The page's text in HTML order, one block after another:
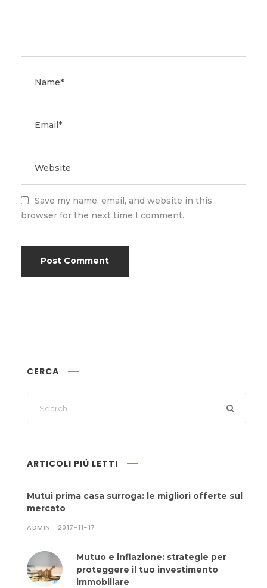
Save my name, email, and website in this
browser for the next time I comment.
CERCA
ARTICOLI PIÙ LETTI
Mutui prima casa surroga: le migliori offerte sul
mercato
ADMIN 2017-11-17
Mutuo e inflazione: strategie per
proteggere il tuo investimento
immobiliare